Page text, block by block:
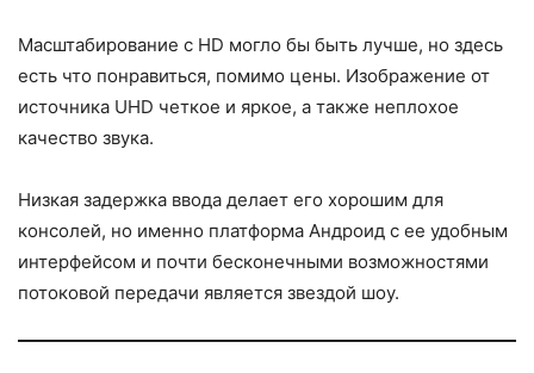
Масштабирование с HD могло бы быть лучше, но здесь
есть что понравиться, помимо цены. Изображение от
источника UHD четкое и яркое, а также неплохое
качество звука.
Низкая задержка ввода делает его хорошим для
консолей, но именно платформа Андроид с ее удобным
интерфейсом и почти бесконечными возможностями
потоковой передачи является звездой шоу.